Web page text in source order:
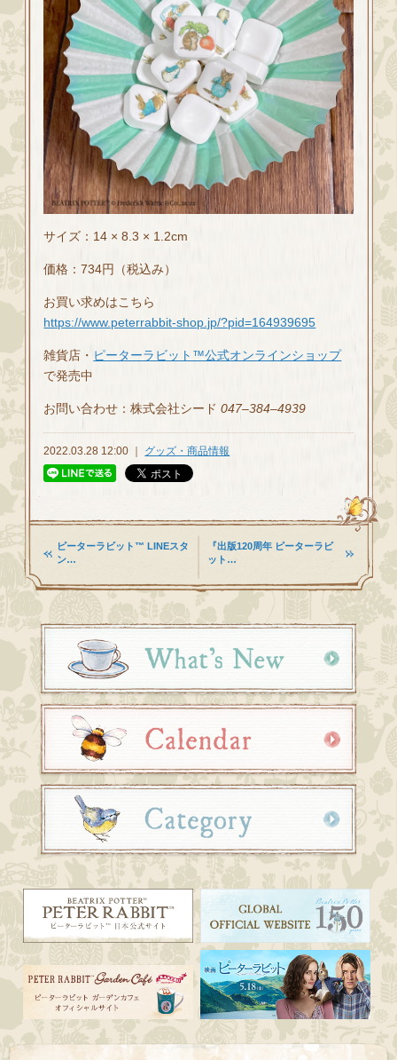
サイズ：14 × 8.3 × 1.2cm
価格：734円（税込み）
お買い求めはこちら
https://www.peterrabbit-shop.jp/?pid=164939695
雑貨店・ ピーターラビット™公式オンラインショップ
で発売中
お問い合わせ：株式会社シード047–384–4939
2022.03.28 12:00 ｜ グッズ・商品情報
ピーターラビット™ LINEスタ
ン…
『出版120周年 ピーターラビ
ット…